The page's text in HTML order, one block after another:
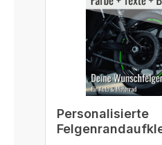
Personalisierte